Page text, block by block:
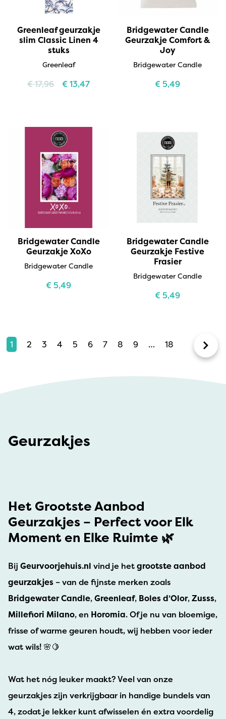
Greenleaf geurzakje
slim Classic Linen 4
stuks
Greenleaf
€17,96 €13,47
Bridgewater Candle
Geurzakje Comfort &
Joy
Bridgewater Candle
€ 5,49
Bridgewater Candle
Geurzakje XoXo
Bridgewater Candle
€ 5,49
Bridgewater Candle
Geurzakje Festive
Frasier
Bridgewater Candle
€ 5,49
1 2 3 4 5 6 7 8 9 … 18
Geurzakjes
Het Grootste Aanbod
Geurzakjes – Perfect voor Elk
Moment en Elke Ruimte 🌿
Bij Geurvoorjehuis.nl vind je hetgrootste aanbod
geurzakjes – van de fijnste merken zoals
Bridgewater Candle,Greenleaf, Boles d’Olor,Zusss,
Millefiori Milano, en Horomia. Of je nu van bloemige,
frisse of warme geuren houdt, wij hebben voor ieder
wat wils! 🌸🍋
Wat het nóg leuker maakt? Veel van onze
geurzakjes zijn verkrijgbaar in handige bundels van
4, zodat je lekker kunt afwisselen én extra voordelig